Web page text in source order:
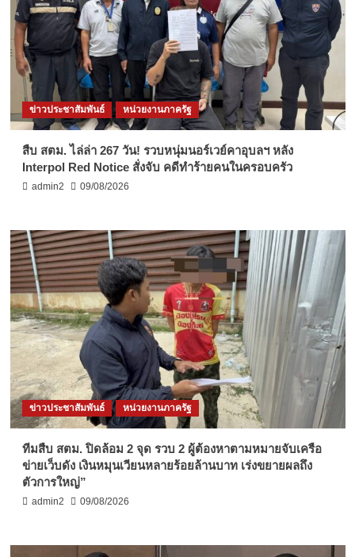
ข่าวประชาสัมพันธ์ หน่วยงานภาครัฐ
สืบ สตม. ไล่ล่า 267 วัน! รวบหนุ่มนอร์เวย์คาอุบลฯ หลัง
Interpol Red Notice สั่งจับ คดีทำร้ายคนในครอบครัว
admin2 09/08/2026
ข่าวประชาสัมพันธ์ หน่วยงานภาครัฐ
ทีมสืบ สตม. ปิดล้อม 2 จุด รวบ 2 ผู้ต้องหาตามหมายจับเครือ
ข่ายเว็บดัง เงินหมุนเวียนหลายร้อยล้านบาท เร่งขยายผลถึง
ตัวการใหญ่”
admin2 09/08/2026